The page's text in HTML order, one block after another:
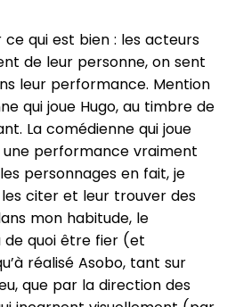
ce qui est bien : les acteurs
de leur personne, on sent
leur performance. Mention
qui joue Hugo, au timbre de
La comédienne qui joue
une performance vraiment
personnages en fait, je
citer et leur trouver des
mon habitude, le
de quoi être fier (et
réalisé Asobo, tant sur
que par la direction des